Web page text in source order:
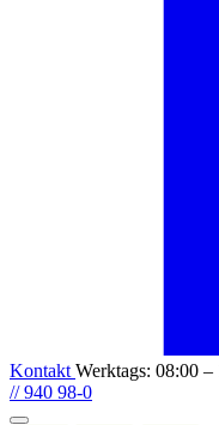
Kontakt Werktags: 08:00
// 940 98-0